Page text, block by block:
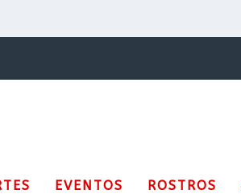
EVENTOS ROSTROS